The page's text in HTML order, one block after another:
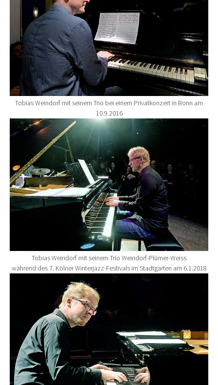
Tobias Weindorf mit seinem Trio bei einem Privatkonzert in Bonn am
10.9.2016
Show larger version for:
Tobias Weindorf mit seinem Trio Weindorf-Plümer-Weiss
während des 7. Kölner Winterjazz-Festivals im Stadtgarten am 6.1.2018
Show larger version for: